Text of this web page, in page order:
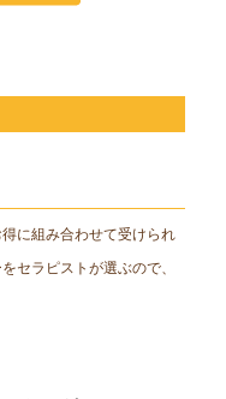
に組み合わせて受けられ
セラピストが選ぶので、